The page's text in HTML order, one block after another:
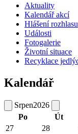
Aktuality
Kalendář akcí
Hlášení rozhlasu
Události
Fotogalerie
Životní situace
Recyklace
Kalendář
Srpen2026
Po
Út
27
28